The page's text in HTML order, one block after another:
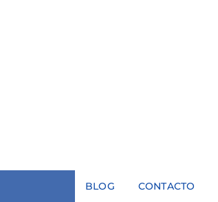
BLOG CONTACTO